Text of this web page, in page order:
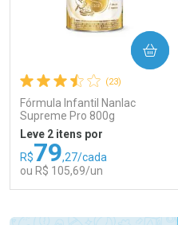
(23)
Fórmula Infantil Nanlac
Supreme Pro 800g
Leve 2 itens por
R$79,27/cada
ou R$ 105,69/un
COMPRAR